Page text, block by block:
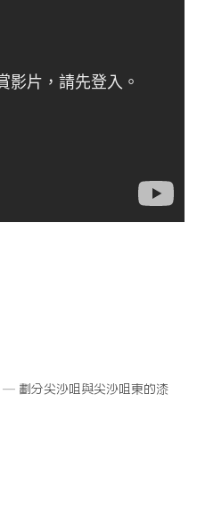
— 劃分尖沙咀與尖沙咀東的漆